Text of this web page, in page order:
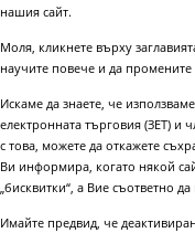
нашия сайт.
Моля, кликнете върху
научите повече и да
Искаме да знаете, че
електронната търговия (ЗЕТ) и
с това, можете да откажете
Ви информира, когато някой
„бисквитки“, а Вие съответно
Имайте предвид, че